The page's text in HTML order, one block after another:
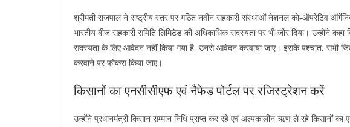
श्रीमती राजपाल ने राष्ट्रीय स्तर पर गठित नवीन सहकारी संस्थाओं नेशनल को-ऑपरेटिव
भारतीय बीज सहकारी समिति लिमिटेड की अधिकाधिक सदस्यता पर भी जोर दिया। उन्होंने
सदस्यता के लिए आवेदन नहीं किया गया है, उनसे आवेदन करवाया जाए। इसके पश्चात, सभी
करवाने पर फोकस किया जाए।
किसानों का एनसीसीएफ एवं नैफेड पोर्टल पर रजिस्ट्रेशन करें
उन्होंने प्रधानमंत्री किसान सम्मान निधि प्राप्त कर रहे एवं अल्पकालीन ऋण ले रहे किसानों